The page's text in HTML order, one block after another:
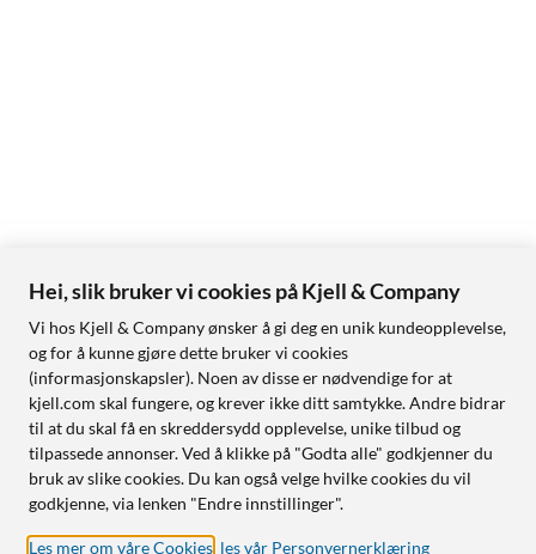
Hei, slik bruker vi cookies på Kjell & Company
Vi hos Kjell & Company ønsker å gi deg en unik kundeopplevelse,
og for å kunne gjøre dette bruker vi cookies
(informasjonskapsler). Noen av disse er nødvendige for at
kjell.com skal fungere, og krever ikke ditt samtykke. Andre bidrar
til at du skal få en skreddersydd opplevelse, unike tilbud og
tilpassede annonser. Ved å klikke på "Godta alle" godkjenner du
bruk av slike cookies. Du kan også velge hvilke cookies du vil
godkjenne, via lenken "Endre innstillinger".
Les mer om våre Cookies les vår Personvernerklæring